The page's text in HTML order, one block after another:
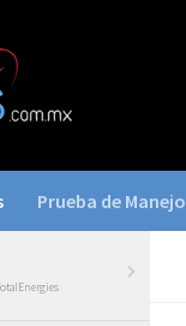
Prueba de Manejo